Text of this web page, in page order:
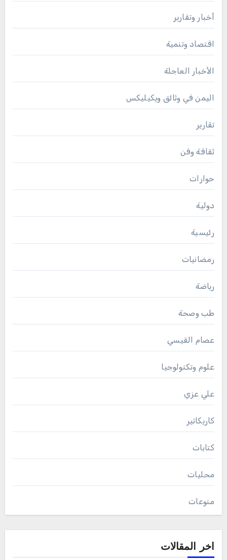
أخبار وتقارير
اقتصاد وتنمية
الأخبار العاجلة
اليمن في وثائق ويكيليكس
تقارير
ثقافة وفن
حوارات
دولية
رئيسية
رمضانيات
رياضة
طب وصحة
عصام القيسي
علوم وتكنولوجيا
علي عزي
كاريكاتير
كتابات
محليات
منوعات
اخر المقالات